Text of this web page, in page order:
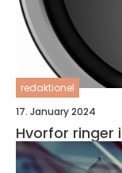
redaktionel
17. January 2024
Hvorfor ringer